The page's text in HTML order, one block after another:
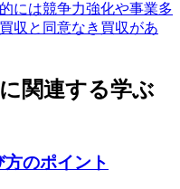
には競争力強化や事業多
収と同意なき買収があ
関連する学ぶ
のポイント